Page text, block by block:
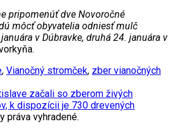
pripomenúť dve Novoročné
môcť obyvatelia odniesť mulč
v Dúbravke, druhá 24. januára v
, Vianočný stromček, zber vianočných
začali so zberom živých
k dispozícii je 730 drevených
práva vyhradené.